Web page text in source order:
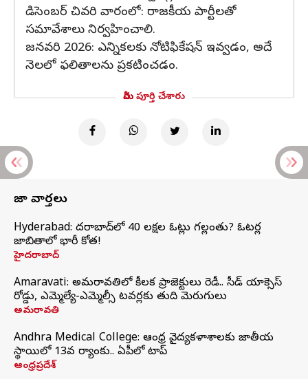
డిసెంబర్ చివరి వారంలో: రాజకీయ పార్టీలతో
సమావేశాలు నిర్వహించాలి.
జనవరి 2026: ఎన్నికలకు నోటిఫికేషన్ ఇవ్వడం, అదే
నెలలో ఫలితాలను ప్రకటించడం.
మీరు పూర్తి చేశారు
తాజా వార్తలు
Hyderabad: హైదరాబాద్‌లో 40 లక్షల ఓట్లు గల్లంతు? ఓటర్ల
జాబితాలో భారీ కోత!
హైదరాబాద్
Amaravati: అమరావతిలో కీలక ప్రాజెక్టులు రెడీ.. సీడ్‌ యాక్సెస్‌
రోడ్డు, ఎమ్మెల్యే-ఎమ్మెల్సీ టవర్లకు తుది మెరుగులు
అమరావతి
Andhra Medical College: ఆంధ్ర వైద్యకళాశాలకు జాతీయ
స్థాయిలో 13వ ర్యాంకు.. ఏపీలో టాప్
ఆంధ్రప్రదేశ్